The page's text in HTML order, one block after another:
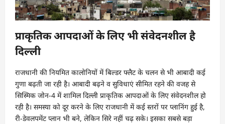
प्राकृतिक आपदाओं के लिए भी संवेदनशील है
दिल्ली
राजधानी की नियमित कालोनियों में बिल्डर फ्लैट के चलन से भी आबादी कई
गुणा बढ़ती जा रही है। आबादी बढ़ने व सुविधाएं सीमित रहने की वजह से
सिस्मिक जोन-4 में शामिल दिल्ली प्राकृतिक आपदाओं के लिए संवेदनशील हो
रही है। समस्या को दूर करने के लिए राजधानी में कई स्तरों पर प्लानिंग हुई है,
री-डेवलपमेंट प्लान भी बने, लेकिन सिरे नहीं चढ़ सके। इसका सबसे बड़ा